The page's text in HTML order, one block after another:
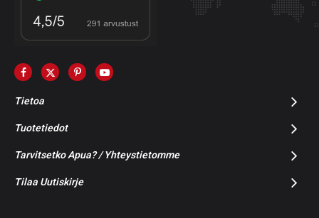
Tietoa
Tuotetiedot
Tarvitsetko Apua? / Yhteystietomme
Tilaa Uutiskirje